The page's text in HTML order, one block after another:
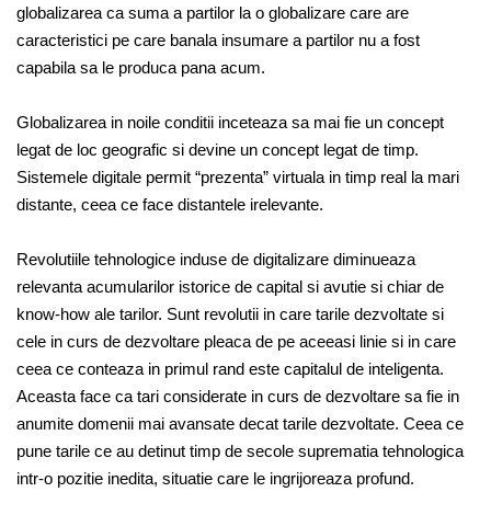
globalizarea ca suma a partilor la o globalizare care are
caracteristici pe care banala insumare a partilor nu a fost
capabila sa le produca pana acum.
Globalizarea in noile conditii inceteaza sa mai fie un concept
legat de loc geografic si devine un concept legat de timp.
Sistemele digitale permit “prezenta” virtuala in timp real la mari
distante, ceea ce face distantele irelevante.
Revolutiile tehnologice induse de digitalizare diminueaza
relevanta acumularilor istorice de capital si avutie si chiar de
know-how ale tarilor. Sunt revolutii in care tarile dezvoltate si
cele in curs de dezvoltare pleaca de pe aceeasi linie si in care
ceea ce conteaza in primul rand este capitalul de inteligenta.
Aceasta face ca tari considerate in curs de dezvoltare sa fie in
anumite domenii mai avansate decat tarile dezvoltate. Ceea ce
pune tarile ce au detinut timp de secole suprematia tehnologica
intr-o pozitie inedita, situatie care le ingrijoreaza profund.